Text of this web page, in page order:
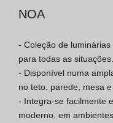
Documentos
Certificação
NOA
- Coleção de
para todas as situações.
- Disponível numa
no teto, parede, mesa e
- Integra-se facilmente
moderno, em